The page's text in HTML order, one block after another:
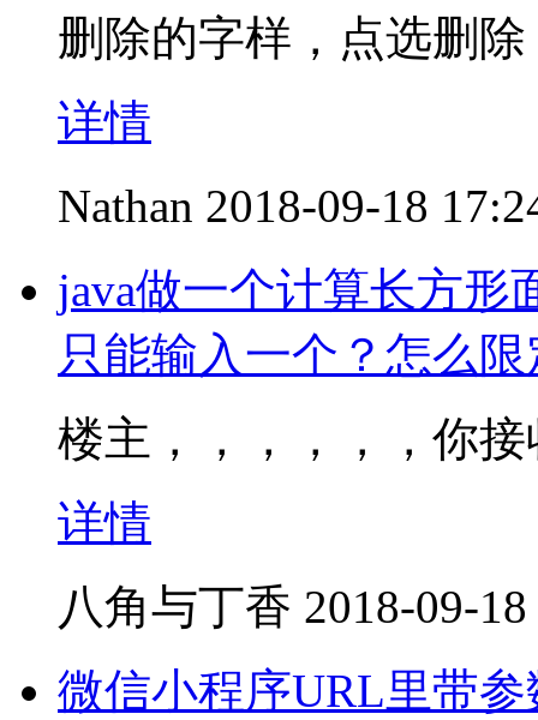
删除的字样，点选删
详情
Nathan 2018-09-18
java做一个计算长方形
只能输入一个？怎么
楼主，，，，，，你
详情
八角与丁香 2018-09-
微信小程序URL里带